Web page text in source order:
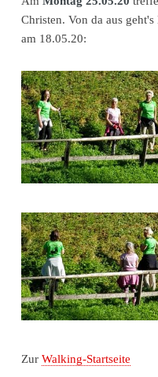
Christen. Von da aus
am 18.05.20:
Zur Walking-Startseite